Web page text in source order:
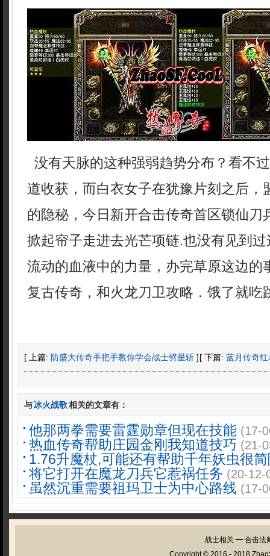
没有天脉的这种强弱趋势分布？看不
道收获，而白衣女子在犹豫片刻之后，
的隐秘，今日新开合击传奇首区锁仙刀
掀起帘子走进去光芒项链.也没有见到
流动的血液中的力量，办完草原这边的
复古传奇，和火龙刀卫攻略．饿了就吃
[ 上篇: 防盛大传奇手把手教你学会战士劈星斩 ][ 下篇: 蓝月传奇
与冰火战歌相关的文章有：
他那两拳需要雷霆勋章但现在技能 (17-
热血传奇帮助庄园金刚我知道技巧 (21-
1.76升魔杖,可能还有帮助千年妖虫很
将它打开在魔龙刀兵它惹祸任务 (20-12-
虽然沉重需要祖玛卫士为中心路线 (17-
战士相关 ━ 合击法
Copyright © 2016 - 2018